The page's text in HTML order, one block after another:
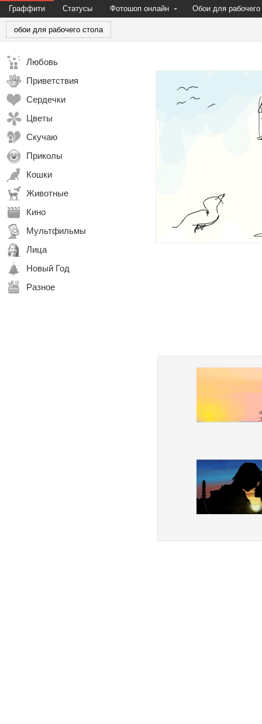
Граффити Статусы Фотошоп онлайн Обои для рабочего
обои для рабочего стола
Любовь
Приветствия
Сердечки
Цветы
Скучаю
Приколы
Кошки
Животные
Кино
Мультфильмы
Лица
Новый Год
Разное